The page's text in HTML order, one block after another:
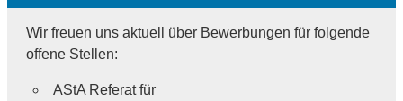
Wir freuen uns aktuell über Bewerbungen für folgende
offene Stellen:
AStA Referat für